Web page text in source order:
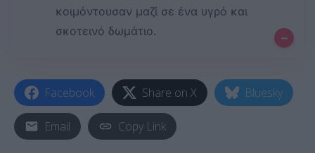
κοιμόντουσαν μαζί σε ένα υγρό και
σκοτεινό δωμάτιο.
–
Facebook Share on X Bluesky
Email Copy Link